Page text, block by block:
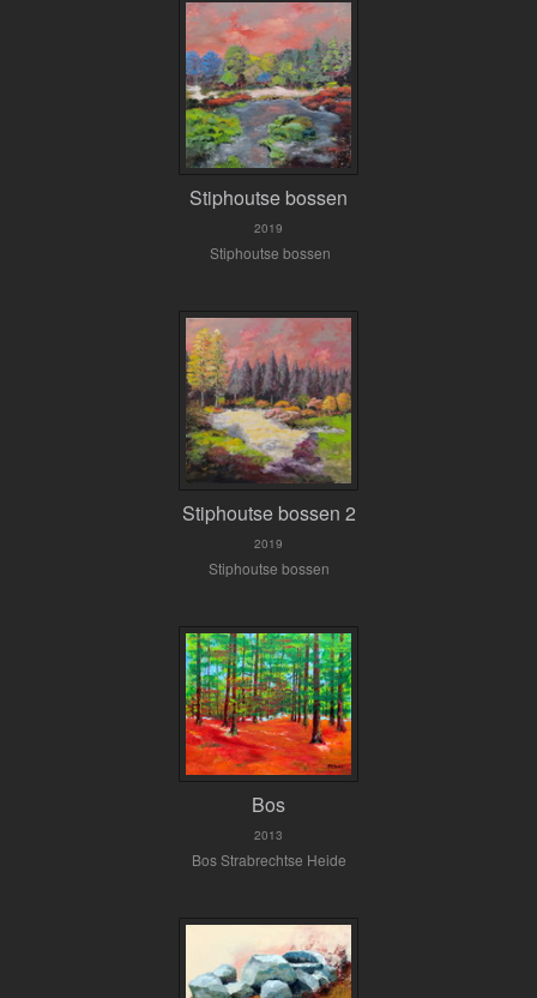
Stiphoutse bossen
2019
Stiphoutse bossen
Stiphoutse bossen 2
2019
Stiphoutse bossen
Bos
2013
Bos Strabrechtse Heide